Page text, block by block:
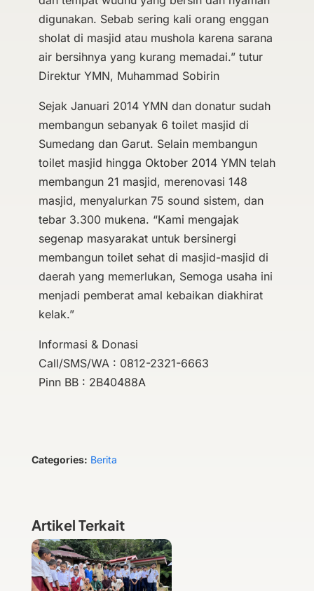
digunakan. Sebab sering kali orang enggan
sholat di masjid atau mushola karena sarana
air bersihnya yang kurang memadai.” tutur
Direktur YMN, Muhammad Sobirin
Sejak Januari 2014 YMN dan donatur sudah
membangun sebanyak 6 toilet masjid di
Sumedang dan Garut. Selain membangun
toilet masjid hingga Oktober 2014 YMN telah
membangun 21 masjid, merenovasi 148
masjid, menyalurkan 75 sound sistem, dan
tebar 3.300 mukena. “Kami mengajak
segenap masyarakat untuk bersinergi
membangun toilet sehat di masjid-masjid di
daerah yang memerlukan, Semoga usaha ini
menjadi pemberat amal kebaikan diakhirat
kelak.”
Informasi & Donasi
Call/SMS/WA : 0812-2321-6663
Pinn BB : 2B40488A
Categories: Berita
Artikel Terkait